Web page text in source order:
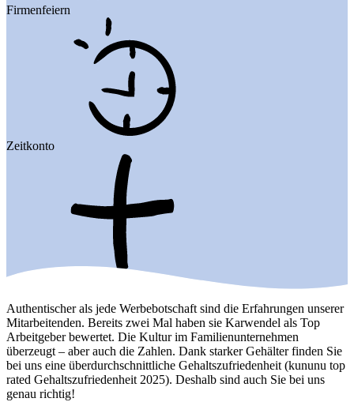
Firmenfeiern
Zeitkonto
Bike Leasing
Authentischer als jede Werbebotschaft sind die Erfahrungen unserer
Mitarbeitenden. Bereits zwei Mal haben sie Karwendel als Top
Arbeitgeber bewertet. Die Kultur im Familienunternehmen
überzeugt – aber auch die Zahlen. Dank starker Gehälter finden Sie
bei uns eine überdurchschnittliche Gehaltszufriedenheit (kununu top
rated Gehaltszufriedenheit 2025). Deshalb sind auch Sie bei uns
genau richtig!